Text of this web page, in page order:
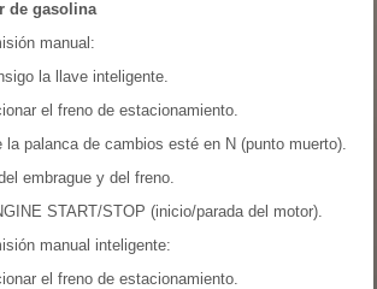
de gasolina
manual:
la llave inteligente.
el freno de estacionamiento.
la palanca de cambios esté en N (punto muerto).
embrague y del freno.
START/STOP (inicio/parada del motor).
manual inteligente:
el freno de estacionamiento.